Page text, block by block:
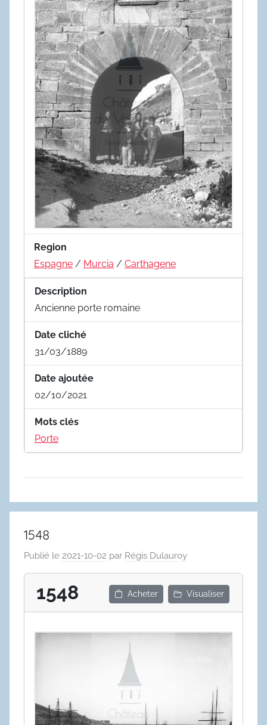
Region
Espagne / Murcia / Carthagene
Description
Ancienne porte romaine
Date cliché
31/03/1889
Date ajoutée
02/10/2021
Mots clés
Porte
1548
Publié le 2021-10-02 par Régis Dulauroy
1548 Acheter Visualiser